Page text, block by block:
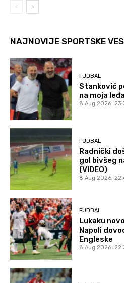
NAJNOVIJE SPORTSKE
FUDBAL
Stanković
na moja
8 Aug 2026.
FUDBAL
Radnički
gol bivšeg
(VIDEO)
8 Aug 2026.
FUDBAL
Lukaku
Napoli
Engleske
8 Aug 2026.